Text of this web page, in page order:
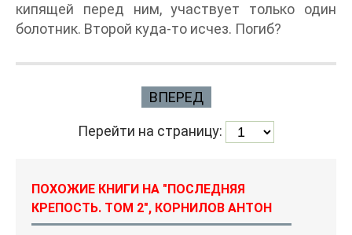
кипящей перед ним, участвует только один
болотник. Второй куда-то исчез. Погиб?
ВПЕРЕД
Перейти на страницу:
ПОХОЖИЕ КНИГИ НА "ПОСЛЕДНЯЯ
КРЕПОСТЬ. ТОМ 2", КОРНИЛОВ АНТОН